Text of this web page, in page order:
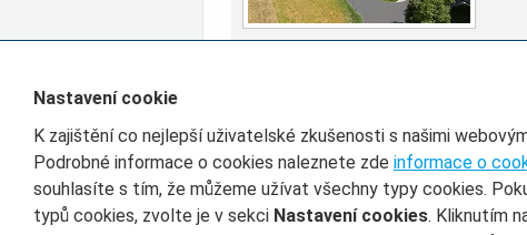
Filtr pro třídění článků
Datum od
Nastavení cookie
K zajištění co nejlepší uživatelské zkušenosti s našimi
Podrobné informace o cookies naleznete zde informace o
souhlasíte s tím, že můžeme užívat všechny typy cookies.
typů cookies, zvolte je v sekci Nastavení cookies. Kliknutím